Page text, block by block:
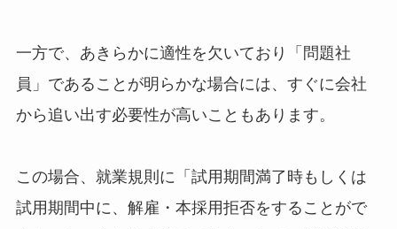
一方で、あきらかに適性を欠いており「問題社
員」であることが明らかな場合には、すぐに会社
から追い出す必要性が高いこともあります。
この場合、就業規則に「試用期間満了時もしくは
試用期間中に、解雇・本採用拒否をすることがで